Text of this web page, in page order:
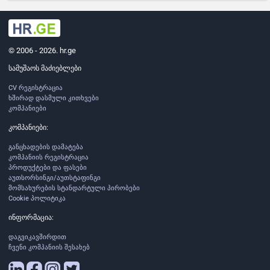
© 2006 - 2026. hr.ge
სამუშაოს მაძიებლები
CV რეგისტრაცია
ხშირად დასმული კითხვები
კომპანიები
კომპანიები:
განცხადების დამატება
კომპანიის რეგისტრაცია
პროდუქტები და ფასები
აუთსორსინგი/აუთსტაფინგი
მომსახურების სტანდარტული პირობები
Cookie პოლიტიკა
ინფორმაცია:
დაგვიკავშირდით
ჩვენი კომპანიის შესახებ